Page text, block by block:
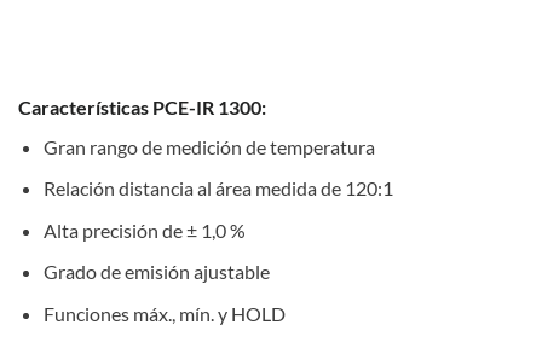
Características PCE-IR 1300:
Gran rango de medición de temperatura
Relación distancia al área medida de 120:1
Alta precisión de ± 1,0 %
Grado de emisión ajustable
Funciones máx., mín. y HOLD